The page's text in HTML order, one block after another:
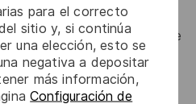
para el correcto
sitio y, si continúa
una elección, esto se
negativa a depositar
más información,
Configuración de
avancée des APIs, de
JavaScript.
infrastructures S3NS ou du
plus.